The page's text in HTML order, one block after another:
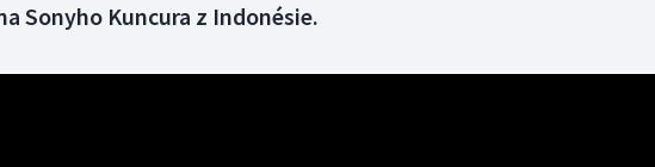
Sonyho Kuncura z Indonésie.